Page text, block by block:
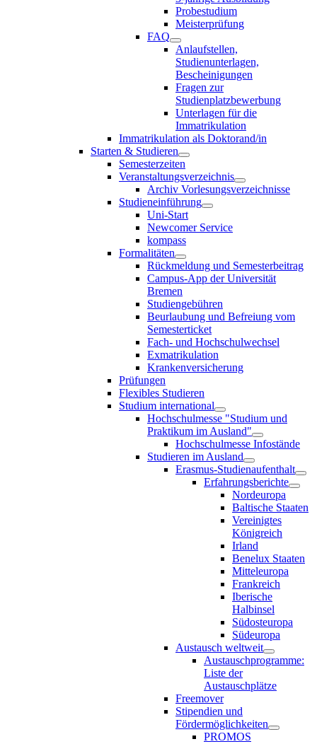
Probestudium
Meisterprüfung
FAQ
Anlaufstellen,
Studienunterlagen,
Bescheinigungen
Fragen zur
Studienplatzbewerbung
Unterlagen für die
Immatrikulation
Immatrikulation als Doktorand/in
Starten & Studieren
Semesterzeiten
Veranstaltungsverzeichnis
Archiv Vorlesungsverzeichnisse
Studieneinführung
Uni-Start
Newcomer Service
kompass
Formalitäten
Rückmeldung und Semesterbeitrag
Campus-App der Universität
Bremen
Studiengebühren
Beurlaubung und Befreiung vom
Semesterticket
Fach- und Hochschulwechsel
Exmatrikulation
Krankenversicherung
Prüfungen
Flexibles Studieren
Studium international
Hochschulmesse "Studium und
Praktikum im Ausland"
Hochschulmesse Infostände
Studieren im Ausland
Erasmus-Studienaufenthalt
Erfahrungsberichte
Nordeuropa
Baltische Staaten
Vereinigtes
Königreich
Irland
Benelux Staaten
Mitteleuropa
Frankreich
Iberische
Halbinsel
Südosteuropa
Südeuropa
Austausch weltweit
Austauschprogramme:
Liste der
Austauschplätze
Freemover
Stipendien und
Fördermöglichkeiten
PROMOS